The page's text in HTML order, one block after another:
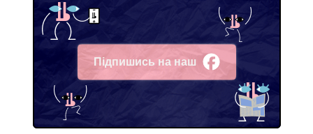
Підпишись на наш
Facebook